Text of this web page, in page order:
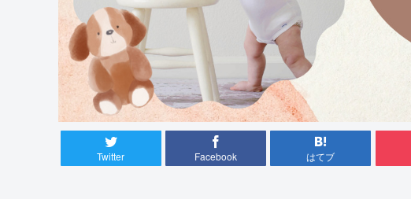
Twitter Facebook はてブ